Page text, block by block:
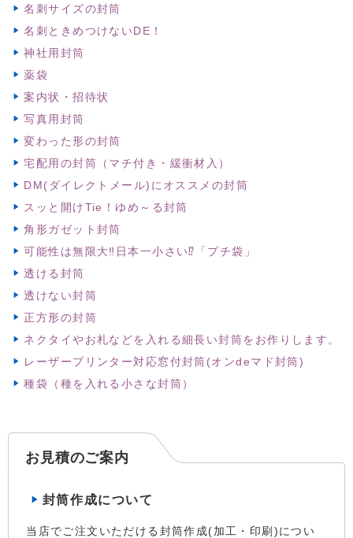
名刺サイズの封筒
名刺ときめつけないDE！
神社用封筒
薬袋
案内状・招待状
写真用封筒
変わった形の封筒
宅配用の封筒（マチ付き・緩衝材入）
DM(ダイレクトメール)にオススメの封筒
スッと開けTie！ゆめ～る封筒
角形ガゼット封筒
可能性は無限大‼日本一小さい⁉「プチ袋」
透ける封筒
透けない封筒
正方形の封筒
ネクタイやお札などを入れる細長い封筒をお作りします。
レーザープリンター対応窓付封筒(オンdeマド封筒)
種袋（種を入れる小さな封筒）
お見積のご案内
封筒作成について
当店でご注文いただける封筒作成(加工・印刷)につい